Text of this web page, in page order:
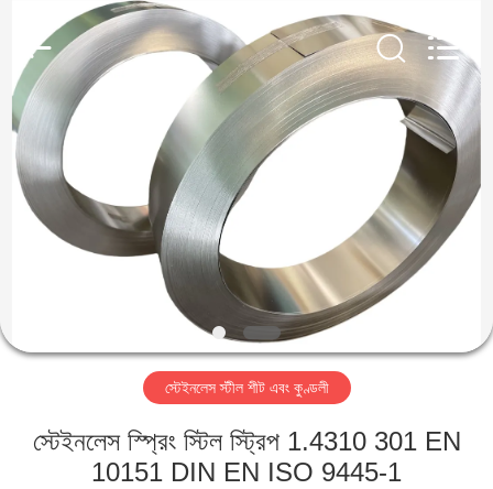
বাড়ি
পণ্য
আমাদের
সম্পর্কে
কারখানা
Rights
Reserved.
স্টেইনলেস স্টীল শীট এবং কুণ্ডলী
স্টেইনলেস স্প্রিং স্টিল স্ট্রিপ 1.4310 301 EN
10151 DIN EN ISO 9445-1